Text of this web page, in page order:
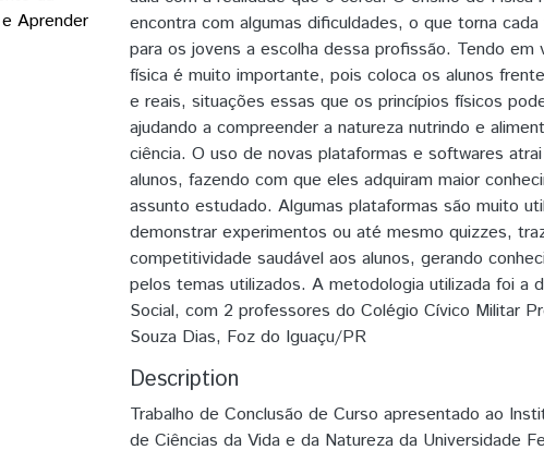
Aprender
encontra com algumas dificuldades, o que torna
para os jovens a escolha dessa profissão. Tendo
física é muito importante, pois coloca os alunos
e reais, situações essas que os princípios físicos
ajudando a compreender a natureza nutrindo e
ciência. O uso de novas plataformas e softwares
alunos, fazendo com que eles adquiram maior
assunto estudado. Algumas plataformas são muito
demonstrar experimentos ou até mesmo quizzes,
competitividade saudável aos alunos, gerando
pelos temas utilizados. A metodologia utilizada foi a
Social, com 2 professores do Colégio Cívico Militar
Souza Dias, Foz do Iguaçu/PR
Description
Trabalho de Conclusão de Curso apresentado ao
de Ciências da Vida e da Natureza da Universidade